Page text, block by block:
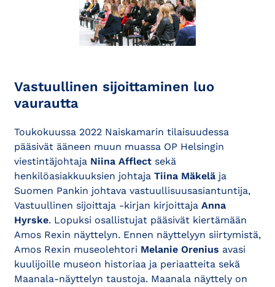
Vastuullinen sijoittaminen luo
vaurautta
Toukokuussa 2022 Naiskamarin tilaisuudessa
pääsivät ääneen muun muassa OP Helsingin
viestintäjohtaja Niina Afflectsekä
henkilöasiakkuuksien johtaja Tiina Mäkeläja
Suomen Pankin johtava vastuullisuusasiantuntija,
Vastuullinen sijoittaja -kirjan kirjoittaja Anna
Hyrske. Lopuksi osallistujat pääsivät kiertämään
Amos Rexin näyttelyn. Ennen näyttelyyn siirtymistä,
Amos Rexin museolehtori Melanie Orenius avasi
kuulijoille museon historiaa ja periaatteita sekä
Maanala-näyttelyn taustoja. Maanala näyttely on